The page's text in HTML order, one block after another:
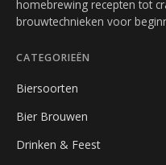
homebrewing recepten tot
brouwtechnieken voor
CATEGORIEËN
Biersoorten
Bier Brouwen
Drinken & Feest